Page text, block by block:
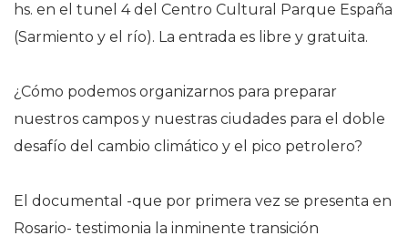
hs. en el tunel 4 del Centro Cultural Parque España
(Sarmiento y el río). La entrada es libre y gratuita.
¿Cómo podemos organizarnos para preparar
nuestros campos y nuestras ciudades para el doble
desafío del cambio climático y el pico petrolero?
El documental -que por primera vez se presenta en
Rosario- testimonia la inminente transición